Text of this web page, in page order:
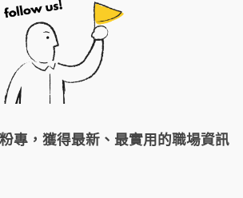
專，獲得最新、最實用的職場資訊